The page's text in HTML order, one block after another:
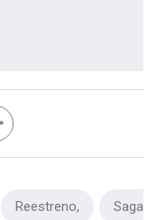
Reestreno Saga